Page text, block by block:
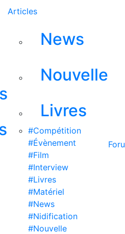
Articles
News
Nouvelle
Livres
#Compétition
#Évènement
#Film
#Interview
#Livres
#Matériel
#News
#Nidification
#Nouvelle